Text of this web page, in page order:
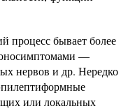
процесс бывает более
—
нервов и др. Нередко
или локальных